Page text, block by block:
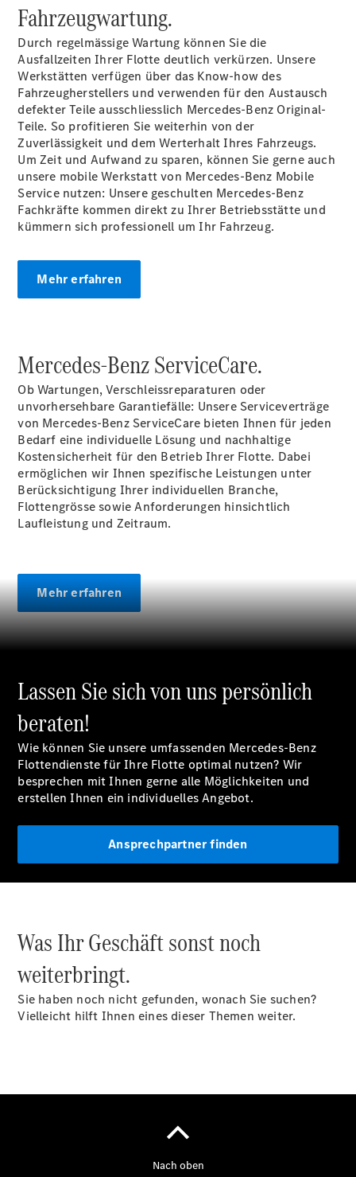
Fahrzeugwartung.
Durch regelmässige Wartung können Sie die
Ausfallzeiten Ihrer Flotte deutlich verkürzen. Unsere
Werkstätten verfügen über das Know-how des
Fahrzeugherstellers und verwenden für den Austausch
defekter Teile ausschliesslich Mercedes-Benz Original-
Teile. So profitieren Sie weiterhin von der
Zuverlässigkeit und dem Werterhalt Ihres Fahrzeugs.
Um Zeit und Aufwand zu sparen, können Sie gerne auch
unsere mobile Werkstatt von Mercedes-Benz Mobile
Service nutzen: Unsere geschulten Mercedes-Benz
Fachkräfte kommen direkt zu Ihrer Betriebsstätte und
kümmern sich professionell um Ihr Fahrzeug.
Mehr erfahren
Mercedes-Benz ServiceCare.
Ob Wartungen, Verschleissreparaturen oder
unvorhersehbare Garantiefälle: Unsere Serviceverträge
von Mercedes-Benz ServiceCare bieten Ihnen für jeden
Bedarf eine individuelle Lösung und nachhaltige
Kostensicherheit für den Betrieb Ihrer Flotte. Dabei
ermöglichen wir Ihnen spezifische Leistungen unter
Berücksichtigung Ihrer individuellen Branche,
Flottengrösse sowie Anforderungen hinsichtlich
Laufleistung und Zeitraum.
Mehr erfahren
Lassen Sie sich von uns persönlich
beraten!
Wie können Sie unsere umfassenden Mercedes-Benz
Flottendienste für Ihre Flotte optimal nutzen? Wir
besprechen mit Ihnen gerne alle Möglichkeiten und
erstellen Ihnen ein individuelles Angebot.
Ansprechpartner finden
Was Ihr Geschäft sonst noch
weiterbringt.
Sie haben noch nicht gefunden, wonach Sie suchen?
Vielleicht hilft Ihnen eines dieser Themen weiter.